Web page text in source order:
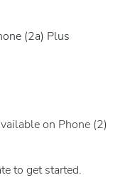
(2a) Plus
on Phone (2)
to get started.